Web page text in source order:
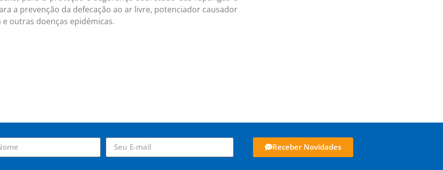
a prevenção da defecação ao ar livre, potenciador causador
outras doenças epidémicas.
Receber Novidades